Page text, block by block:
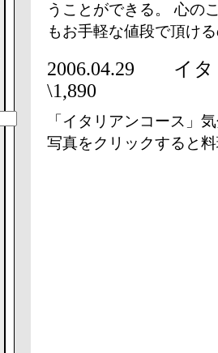
うことができる。 心の
もお手軽な値段で頂け
2006.04.29 イタ
\1,890
「イタリアンコース」
写真をクリックすると